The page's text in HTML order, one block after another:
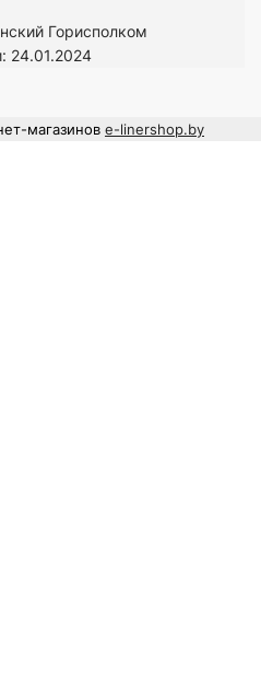
Горисполком
24.01.2024
магазинов e-linershop.by